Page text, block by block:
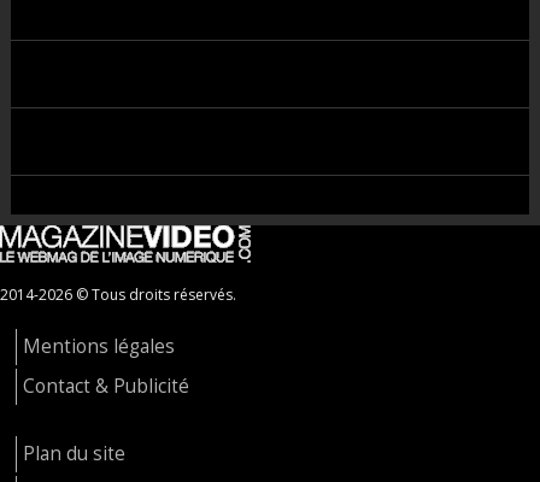
2014-2026 © Tous droits réservés.
Mentions légales
Contact & Publicité
Plan du site